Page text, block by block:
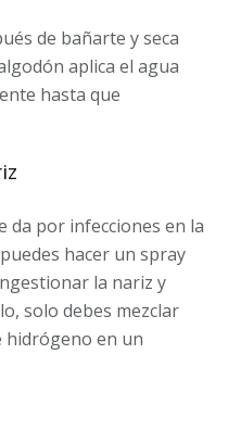
de bañarte y seca
aplica el agua
hasta que
da por infecciones en la
hacer un spray
la nariz y
solo debes mezclar
hidrógeno en un